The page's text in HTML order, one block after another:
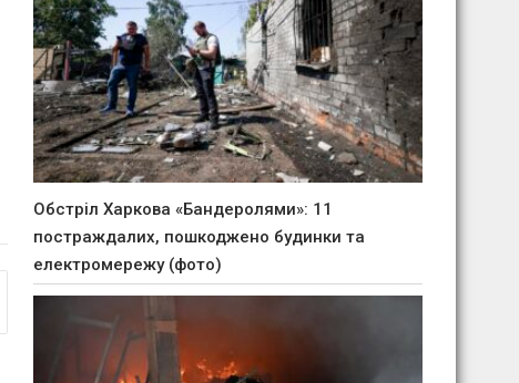
Обстріл Харкова «Бандеролями»: 11
постраждалих, пошкоджено будинки та
електромережу (фото)